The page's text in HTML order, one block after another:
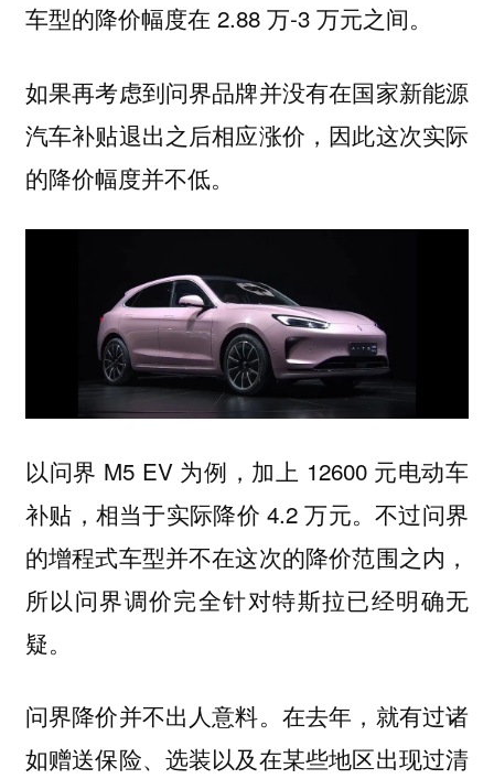
车型的降价幅度在 2.88 万-3 万元之间。
如果再考虑到问界品牌并没有在国家新能源
汽车补贴退出之后相应涨价，因此这次实际
的降价幅度并不低。
以问界 M5 EV 为例，加上 12600 元电动车
补贴，相当于实际降价 4.2 万元。不过问界
的增程式车型并不在这次的降价范围之内，
所以问界调价完全针对特斯拉已经明确无
疑。
问界降价并不出人意料。在去年，就有过诸
如赠送保险、选装以及在某些地区出现过清